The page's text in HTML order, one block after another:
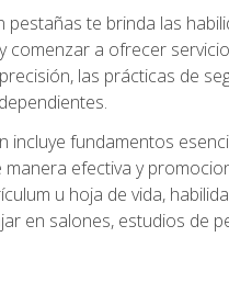
te brinda las
a ofrecer
las prácticas de
fundamentos
efectiva y
u hoja de vida,
en salones, estudios de